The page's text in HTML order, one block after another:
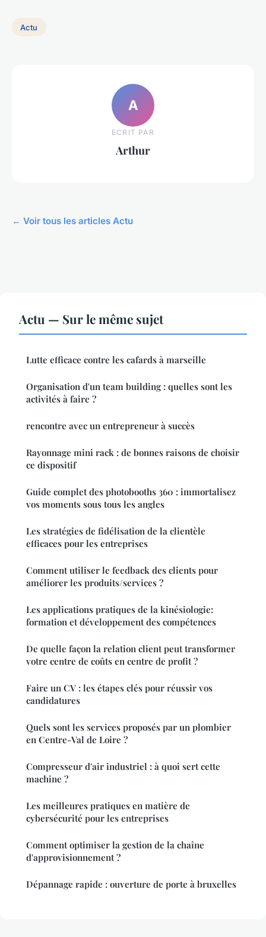
Actu
A
ECRIT PAR
Arthur
← Voir tous les articles Actu
Actu — Sur le même sujet
Lutte efficace contre les cafards à marseille
Organisation d'un team building : quelles sont les
activités à faire ?
rencontre avec un entrepreneur à succès
Rayonnage mini rack : de bonnes raisons de choisir
ce dispositif
Guide complet des photobooths 360 : immortalisez
vos moments sous tous les angles
Les stratégies de fidélisation de la clientèle
efficaces pour les entreprises
Comment utiliser le feedback des clients pour
améliorer les produits/services ?
Les applications pratiques de la kinésiologie:
formation et développement des compétences
De quelle façon la relation client peut transformer
votre centre de coûts en centre de profit ?
Faire un CV : les étapes clés pour réussir vos
candidatures
Quels sont les services proposés par un plombier
en Centre-Val de Loire ?
Compresseur d'air industriel : à quoi sert cette
machine ?
Les meilleures pratiques en matière de
cybersécurité pour les entreprises
Comment optimiser la gestion de la chaîne
d'approvisionnement ?
Dépannage rapide : ouverture de porte à bruxelles